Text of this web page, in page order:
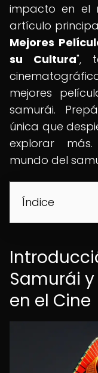
impacto en el
artículo
Mejores
su Cultura",
mejores
samurái.
única que
explorar
mundo del
Índice
Samurái
en el Cine